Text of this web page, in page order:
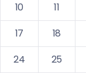
10
11
17
18
24
25